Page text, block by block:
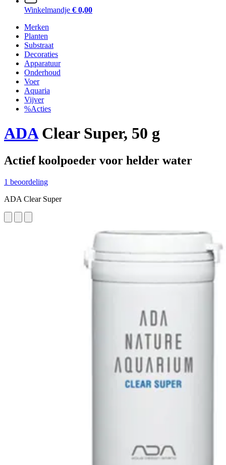
Winkelmandje € 0,00
Merken
Planten
Substraat
Decoraties
Apparatuur
Onderhoud
Voer
Aquaria
Vijver
%Acties
ADAClear Super, 50 g
Actief koolpoeder voor helder water
1 beoordeling
ADA Clear Super